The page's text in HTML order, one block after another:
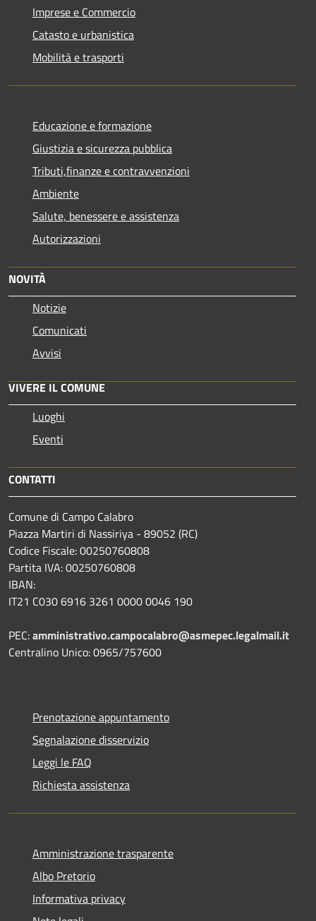
Imprese e Commercio
Catasto e urbanistica
Mobilità e trasporti
Educazione e formazione
Giustizia e sicurezza pubblica
Tributi,finanze e contravvenzioni
Ambiente
Salute, benessere e assistenza
Autorizzazioni
NOVITÀ
Notizie
Comunicati
Avvisi
VIVERE IL COMUNE
Luoghi
Eventi
CONTATTI
Comune di Campo Calabro
Piazza Martiri di Nassiriya - 89052 (RC)
Codice Fiscale: 00250760808
Partita IVA: 00250760808
IBAN:
IT21 C030 6916 3261 0000 0046 190
PEC:amministrativo.campocalabro@asmepec.legalmail.it
Centralino Unico: 0965/757600
Prenotazione appuntamento
Segnalazione disservizio
Leggi le FAQ
Richiesta assistenza
Amministrazione trasparente
Albo Pretorio
Informativa privacy